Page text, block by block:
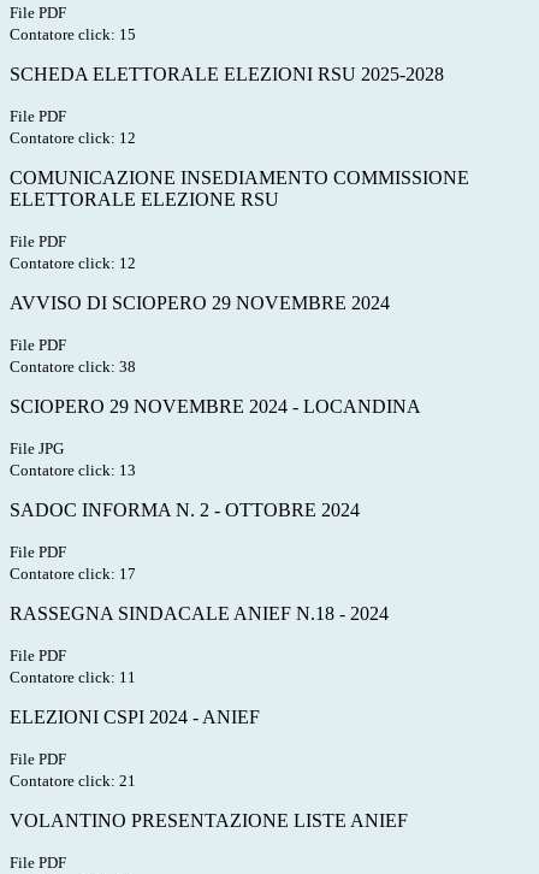
File PDF
Contatore click: 15
SCHEDA ELETTORALE ELEZIONI RSU 2025-2028
File PDF
Contatore click: 12
COMUNICAZIONE INSEDIAMENTO COMMISSIONE
ELETTORALE ELEZIONE RSU
File PDF
Contatore click: 12
AVVISO DI SCIOPERO 29 NOVEMBRE 2024
File PDF
Contatore click: 38
SCIOPERO 29 NOVEMBRE 2024 - LOCANDINA
File JPG
Contatore click: 13
SADOC INFORMA N. 2 - OTTOBRE 2024
File PDF
Contatore click: 17
RASSEGNA SINDACALE ANIEF N.18 - 2024
File PDF
Contatore click: 11
ELEZIONI CSPI 2024 - ANIEF
File PDF
Contatore click: 21
VOLANTINO PRESENTAZIONE LISTE ANIEF
File PDF